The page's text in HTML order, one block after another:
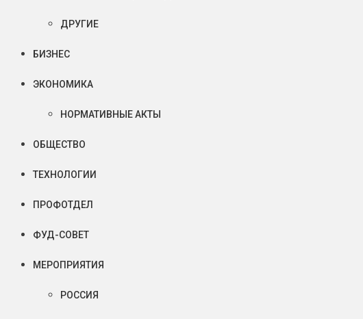
ДРУГИЕ
БИЗНЕС
ЭКОНОМИКА
НОРМАТИВНЫЕ АКТЫ
ОБЩЕСТВО
ТЕХНОЛОГИИ
ПРОФОТДЕЛ
ФУД-СОВЕТ
МЕРОПРИЯТИЯ
РОССИЯ